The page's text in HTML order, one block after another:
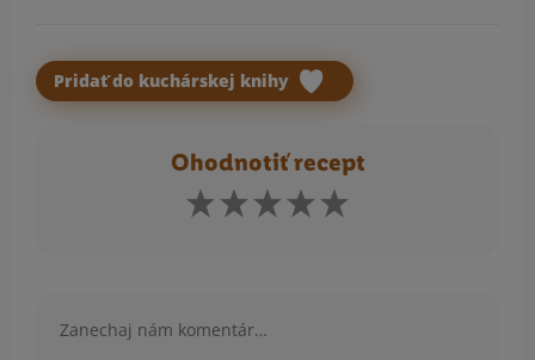
Pridať do kuchárskej knihy
Ohodnotiť recept